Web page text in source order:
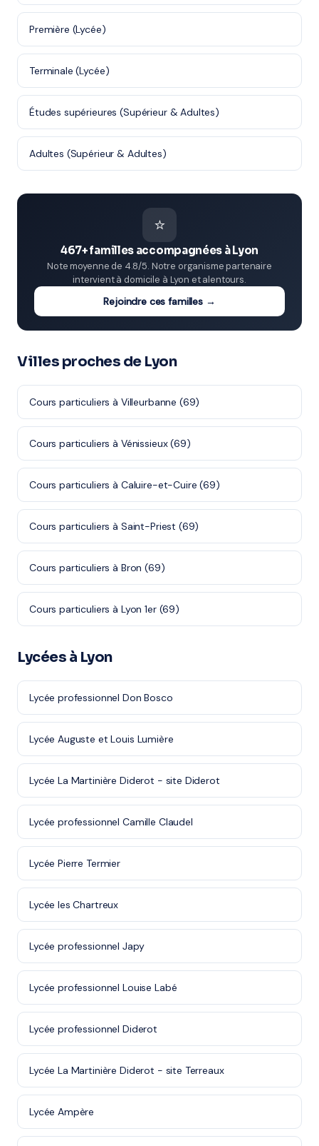
Première (Lycée)
Terminale (Lycée)
Études supérieures (Supérieur & Adultes)
Adultes (Supérieur & Adultes)
⭐
467+ familles accompagnées à Lyon
Note moyenne de 4.8/5. Notre organisme partenaire
intervient à domicile à Lyon et alentours.
Rejoindre ces familles →
Villes proches de Lyon
Cours particuliers à Villeurbanne (69)
Cours particuliers à Vénissieux (69)
Cours particuliers à Caluire-et-Cuire (69)
Cours particuliers à Saint-Priest (69)
Cours particuliers à Bron (69)
Cours particuliers à Lyon 1er (69)
Lycées à Lyon
Lycée professionnel Don Bosco
Lycée Auguste et Louis Lumière
Lycée La Martinière Diderot - site Diderot
Lycée professionnel Camille Claudel
Lycée Pierre Termier
Lycée les Chartreux
Lycée professionnel Japy
Lycée professionnel Louise Labé
Lycée professionnel Diderot
Lycée La Martinière Diderot - site Terreaux
Lycée Ampère